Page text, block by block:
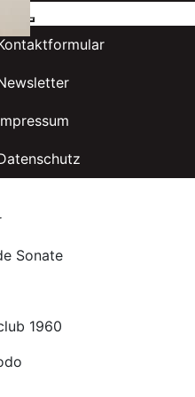
Sonate
1960